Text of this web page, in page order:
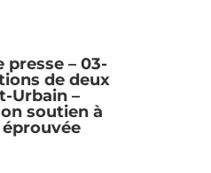
– 03-
de deux
Urbain –
soutien à